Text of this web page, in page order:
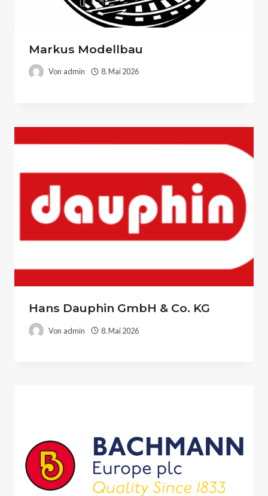
Markus Modellbau
Von admin 8. Mai 2026
Hans Dauphin GmbH & Co. KG
Von admin 8. Mai 2026